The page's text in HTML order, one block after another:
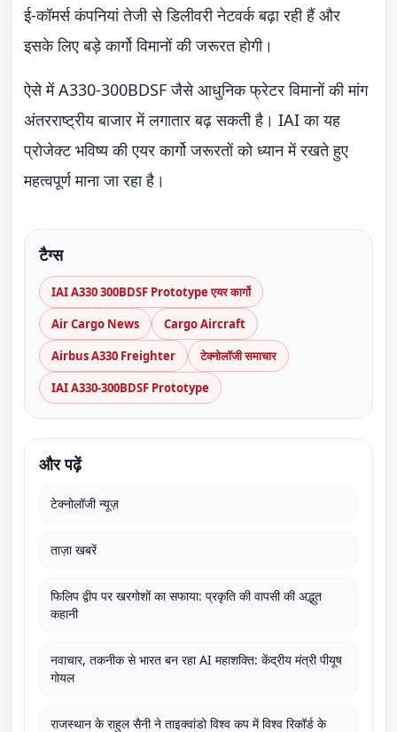
ई-कॉमर्स कंपनियां तेजी से डिलीवरी नेटवर्क बढ़ा रही हैं और
इसके लिए बड़े कार्गो विमानों की जरूरत होगी।
ऐसे में A330-300BDSF जैसे आधुनिक फ्रेटर विमानों की मांग
अंतरराष्ट्रीय बाजार में लगातार बढ़ सकती है। IAI का यह
प्रोजेक्ट भविष्य की एयर कार्गो जरूरतों को ध्यान में रखते हुए
महत्वपूर्ण माना जा रहा है।
टैग्स
IAI A330 300BDSF Prototype एयर कार्गो
Air Cargo News
Cargo Aircraft
Airbus A330 Freighter
टेक्नोलॉजी समाचार
IAI A330-300BDSF Prototype
और पढ़ें
टेक्नोलॉजी न्यूज़
ताज़ा खबरें
फिलिप द्वीप पर खरगोशों का सफाया: प्रकृति की वापसी की अद्भुत
कहानी
नवाचार, तकनीक से भारत बन रहा AI महाशक्ति: केंद्रीय मंत्री पीयूष
गोयल
राजस्थान के राहुल सैनी ने ताइक्वांडो विश्व कप में विश्व रिकॉर्ड के